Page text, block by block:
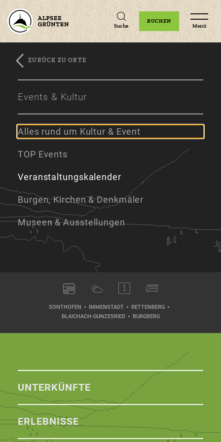
Zum
Zur
Zum
Suche
BUCHEN
Menü
ZURÜCK ZU ORTE
Events & Kultur
Alles rund um Kultur & Event
TOP Events
Veranstaltungskalender
Burgen, Kirchen & Denkmäler
Museen & Ausstellungen
SONTHOFEN IMMENSTADT
RETTENBERG
BLAICHACH-GUNZESRIED
BURGBERG
UNTERKÜNFTE
ERLEBNISSE
Unterkünfte Veranstaltungen